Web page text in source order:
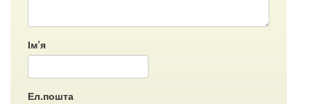
Ім’я
Ел.пошта